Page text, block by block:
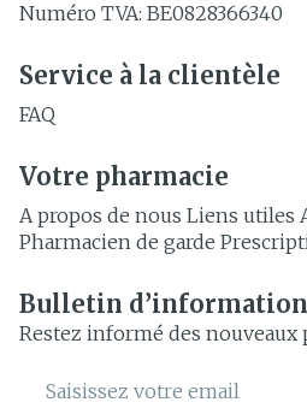
Numéro TVA: BE0828366340
Service à la clientèle
FAQ
Votre pharmacie
A propos de nous Liens utiles
Pharmacien de garde
Bulletin d’information
Restez informé des
Adresse mail